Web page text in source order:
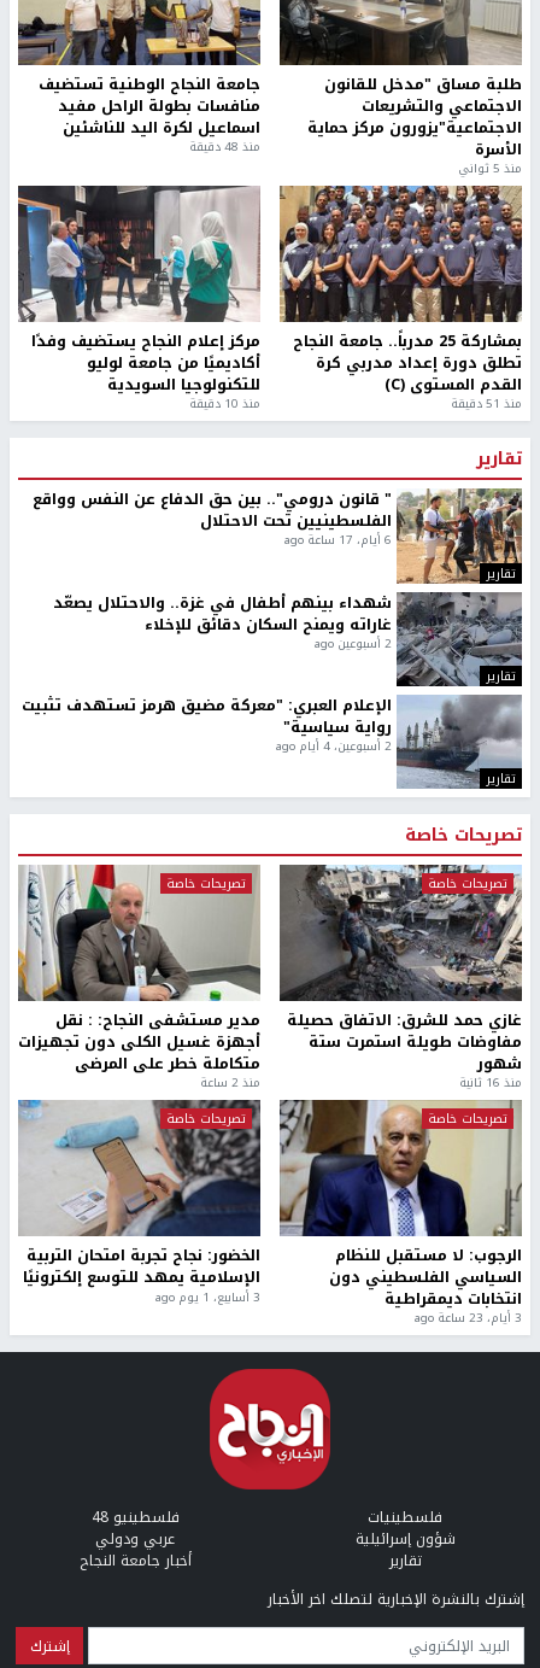
طلبة مساق "مدخل للقانون
الاجتماعي والتشريعات
الاجتماعية"يزورون مركز حماية
الأسرة
منذ 5 ثواني
جامعة النجاح الوطنية تستضيف
منافسات بطولة الراحل مفيد
اسماعيل لكرة اليد للناشئين
منذ 48 دقيقة
بمشاركة 25 مدرباً.. جامعة النجاح
تطلق دورة إعداد مدربي كرة
القدم المستوى (C)
منذ 51 دقيقة
مركز إعلام النجاح يستضيف وفدًا
أكاديميًا من جامعة لوليو
للتكنولوجيا السويدية
منذ 10 دقيقة
تقارير
تقارير
" قانون درومي".. بين حق الدفاع عن النفس وواقع
الفلسطينيين تحت الاحتلال
6 أيام، 17 ساعة ago
تقارير
شهداء بينهم أطفال في غزة.. والاحتلال يصعّد
غاراته ويمنح السكان دقائق للإخلاء
2 أسبوعين ago
تقارير
الإعلام العبري: "معركة مضيق هرمز تستهدف تثبيت
رواية سياسية"
2 أسبوعين، 4 أيام ago
تصريحات خاصة
تصريحات خاصة
غازي حمد للشرق: الاتفاق حصيلة
مفاوضات طويلة استمرت ستة
شهور
منذ 16 ثانية
تصريحات خاصة
مدير مستشفى النجاح: : نقل
أجهزة غسيل الكلى دون تجهيزات
متكاملة خطر على المرضى
منذ 2 ساعة
تصريحات خاصة
الرجوب: لا مستقبل للنظام
السياسي الفلسطيني دون
انتخابات ديمقراطية
3 أيام، 23 ساعة ago
تصريحات خاصة
الخضور: نجاح تجربة امتحان التربية
الإسلامية يمهد للتوسع إلكترونيًا
3 أسابيع، 1 يوم ago
فلسطينيات فلسطينيو 48
شؤون إسرائيلية عربي ودولي
تقارير
أخبار جامعة النجاح
إشترك بالنشرة الإخبارية لتصلك اخر الأخبار
البريد الإلكتروني